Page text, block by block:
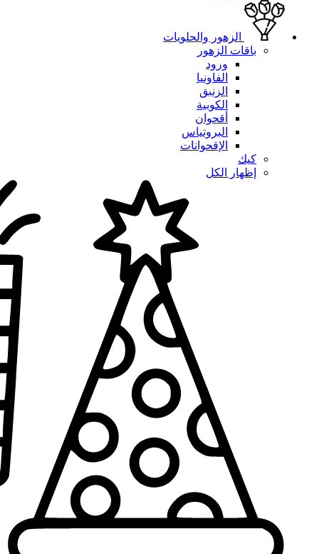
الزهور والحلويات
باقات الزهور
ورود
الفاونيا
الزنبق
الكوبية
أقحوان
البروتياس
الإقحوانات
كيك
إظهار الكل